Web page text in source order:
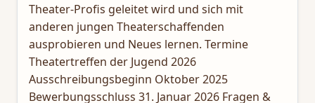
Theater-Profis geleitet wird und sich mit
anderen jungen Theaterschaffenden
ausprobieren und Neues lernen. Termine
Theatertreffen der Jugend 2026
Ausschreibungsbeginn Oktober 2025
Bewerbungsschluss 31. Januar 2026 Fragen &